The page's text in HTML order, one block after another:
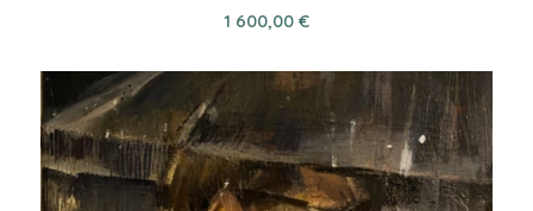
1 600,00 €